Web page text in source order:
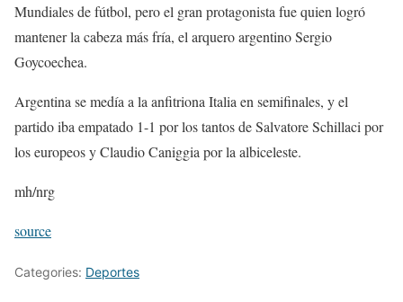
Mundiales de fútbol, pero el gran protagonista fue quien logró
mantener la cabeza más fría, el arquero argentino Sergio
Goycoechea.
Argentina se medía a la anfitriona Italia en semifinales, y el
partido iba empatado 1-1 por los tantos de Salvatore Schillaci por
los europeos y Claudio Caniggia por la albiceleste.
mh/nrg
source
Categories: Deportes